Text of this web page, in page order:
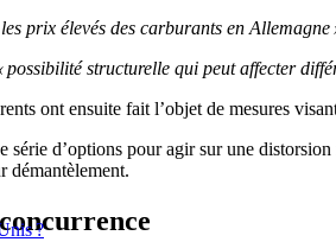
prix élevés des carburants en Allemagne
possibilité structurelle qui peut affecter
ont ensuite fait l’objet de mesures
d’options pour agir sur une
démantèlement.
?